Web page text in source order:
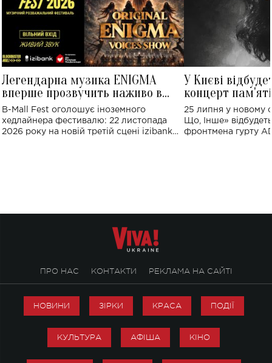
Легендарна музика ENIGMA
вперше прозвучить наживо в
Україні: де відбудеться концерт
B-Mall Fest оголошує іноземного
хедлайнера фестивалю: 22 листопада
2026 року на новій третій сцені izibank
У Києві
концерт
Клименка:
виконають
25 липня у новому
Що, Інше»
фронтмена гурту
ПРО НАС КОНТАКТИ РЕКЛАМА НА САЙТІ
НОВИНИ ЗІРКИ КРАСА ПОДІЇ
КУЛЬТУРА АФІША КІНО